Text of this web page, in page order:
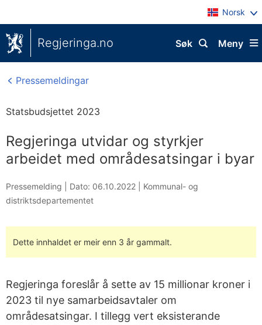
Norsk
Regjeringa.no Meny
Søk
Pressemeldingar
Statsbudsjettet 2023
Regjeringa utvidar og styrkjer
arbeidet med områdesatsingar i byar
Pressemelding | Dato: 06.10.2022
Kommunal- og
distriktsdepartementet
Dette innhaldet er meir enn 3 år gammalt.
Regjeringa foreslår å sette av 15 millionar kroner i
2023 til nye samarbeidsavtaler om
områdesatsingar. I tillegg vert eksisterande